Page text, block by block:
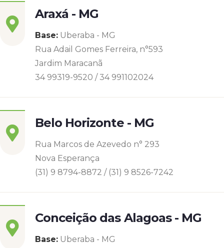
Araxá - MG
Base: Uberaba - MG
Rua Adail Gomes Ferreira, n°593
Jardim Maracanã
34 99319-9520 / 34 991102024
Belo Horizonte - MG
Rua Marcos de Azevedo n° 293
Nova Esperança
(31) 9 8794-8872 / (31) 9 8526-7242
Conceição das Alagoas - MG
Base: Uberaba - MG